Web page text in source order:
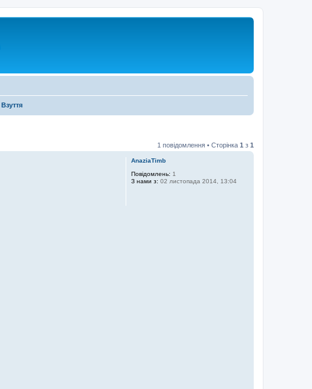
Взуття
1 повідомлення • Сторінка 1 з 1
AnaziaTimb
Повідомлень: 1
З нами з: 02 листопада 2014, 13:04